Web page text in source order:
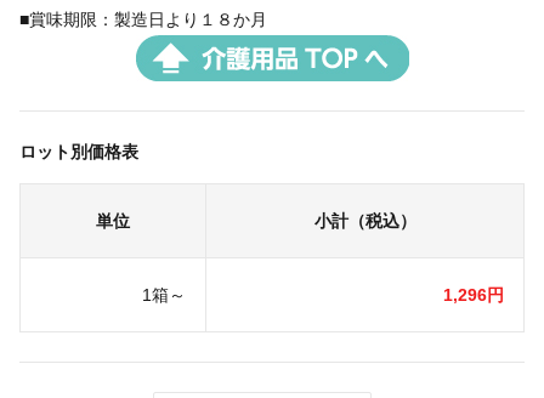
■賞味期限：製造日より１８か月
ロット別価格表
単位 小計（税込）
1箱～ 1,296円